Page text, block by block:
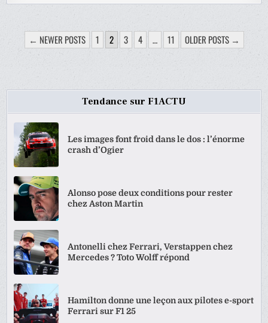
PAGINATION
DES
← NEWER POSTS 1 2 3 4 … 11 OLDER POSTS →
Tendance sur F1ACTU
Les images font froid dans le dos : l’énorme
crash d’Ogier
Alonso pose deux conditions pour rester
chez Aston Martin
Antonelli chez Ferrari, Verstappen chez
Mercedes ? Toto Wolff répond
Hamilton donne une leçon aux pilotes e-sport
Ferrari sur F1 25